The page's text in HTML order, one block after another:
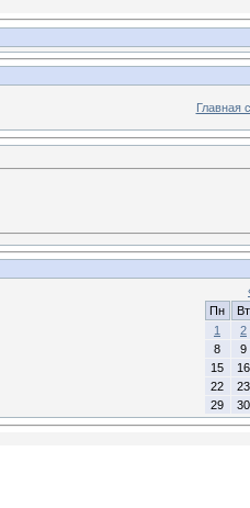
Главная
Пн
Вт
1
2
8
9
15
16
22
23
29
30